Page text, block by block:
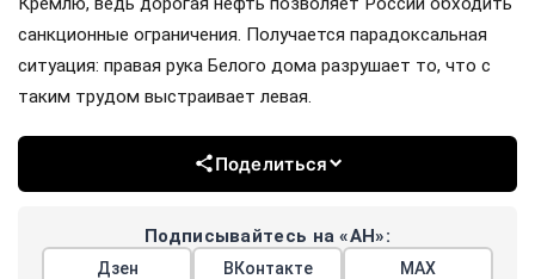
санкционные ограничения. Получается парадоксальная
ситуация: правая рука Белого дома разрушает то, что с
таким трудом выстраивает левая.
Поделиться
Подписывайтесь на «АН»:
Дзен ВКонтакте МАХ